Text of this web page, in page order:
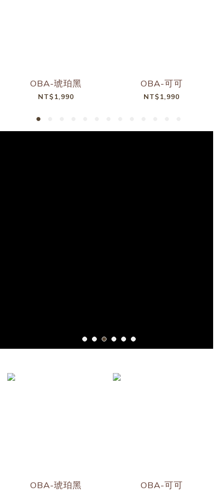
OBA-琥珀黑
NT$1,990
OBA-可可
NT$1,990
OBA-琥珀黑 OBA-可可